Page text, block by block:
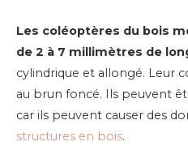
Les coléoptères du bois
de 2 à 7 millimètres de
cylindrique et allongé. Leur
au brun foncé. Ils peuvent
car ils peuvent causer des
structures en bois.